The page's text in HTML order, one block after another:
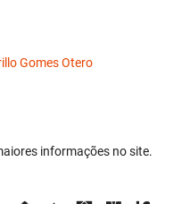
Gomes Otero
informações no site.